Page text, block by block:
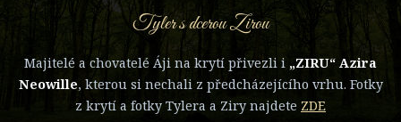
Tyler s dcerou Zirou
Majitelé a chovatelé Áji na krytí přivezli i „ZIRU“ Azira
Neowille, kterou si nechali z předcházejícího vrhu. Fotky
z krytí a fotky Tylera a Ziry najdete ZDE